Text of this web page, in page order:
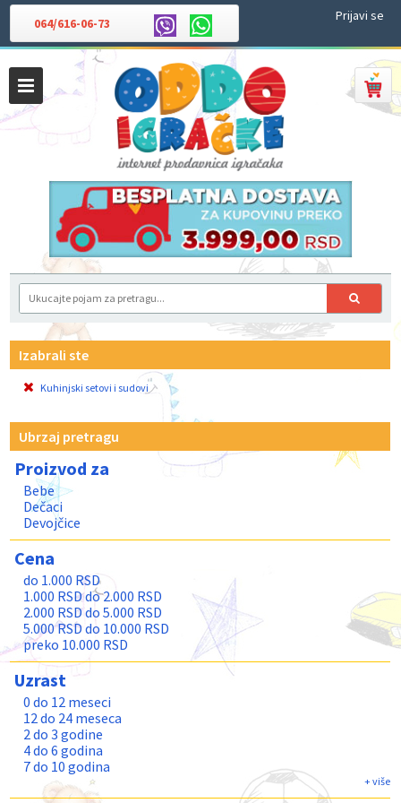
064/616-06-73 Prijavi se
Izabrali ste
Kuhinjski setovi i sudovi
Ubrzaj pretragu
Proizvod za
Bebe
Dečaci
Devojčice
Cena
do 1.000 RSD
1.000 RSD do 2.000 RSD
2.000 RSD do 5.000 RSD
5.000 RSD do 10.000 RSD
preko 10.000 RSD
Uzrast
0 do 12 meseci
12 do 24 meseca
2 do 3 godine
4 do 6 godina
7 do 10 godina
11 do 13 godina
Teenage
+ više